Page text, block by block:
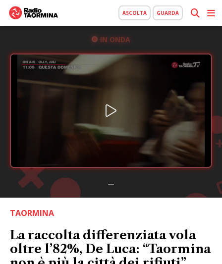
ASCOLTA GUARDA
IN ONDA
...
TAORMINA
La raccolta differenziata vola
oltre l’82%, De Luca: “Taormina